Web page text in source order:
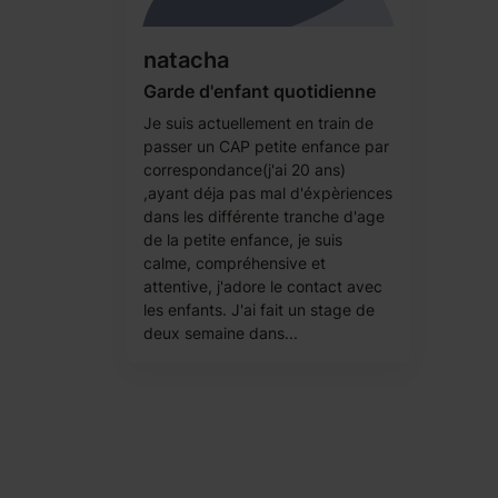
natacha
Garde d'enfant quotidienne
Je suis actuellement en train de
passer un CAP petite enfance par
correspondance(j'ai 20 ans)
,ayant déja pas mal d'éxpèriences
dans les différente tranche d'age
de la petite enfance, je suis
calme, compréhensive et
attentive, j'adore le contact avec
les enfants. J'ai fait un stage de
deux semaine dans...